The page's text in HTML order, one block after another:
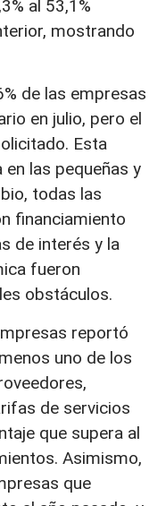
al 53,1%
mostrando
de las empresas
en julio, pero el
Esta
las pequeñas y
todas las
financiamiento
de interés y la
fueron
obstáculos.
reportó
uno de los
de servicios
que supera al
Asimismo,
que